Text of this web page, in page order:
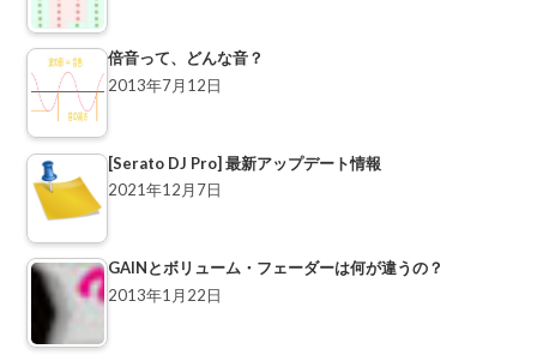
倍音って、どんな音？
2013年7月12日
[Serato DJ Pro] 最新アップデート情報
2021年12月7日
GAINとボリューム・フェーダーは何が違うの？
2013年1月22日